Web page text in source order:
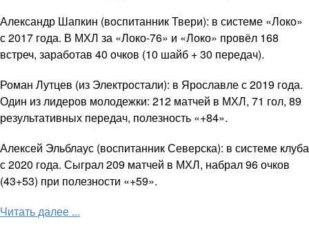
Александр Шапкин (воспитанник Твери): в системе «Локо»
с 2017 года. В МХЛ за «Локо-76» и «Локо» провёл 168
встреч, заработав 40 очков (10 шайб + 30 передач).
Роман Лутцев (из Электростали): в Ярославле с 2019 года.
Один из лидеров молодежки: 212 матчей в МХЛ, 71 гол, 89
результативных передач, полезность «+84».
Алексей Эльблаус (воспитанник Северска): в системе клуба
с 2020 года. Сыграл 209 матчей в МХЛ, набрал 96 очков
(43+53) при полезности «+59».
Читать далее ...